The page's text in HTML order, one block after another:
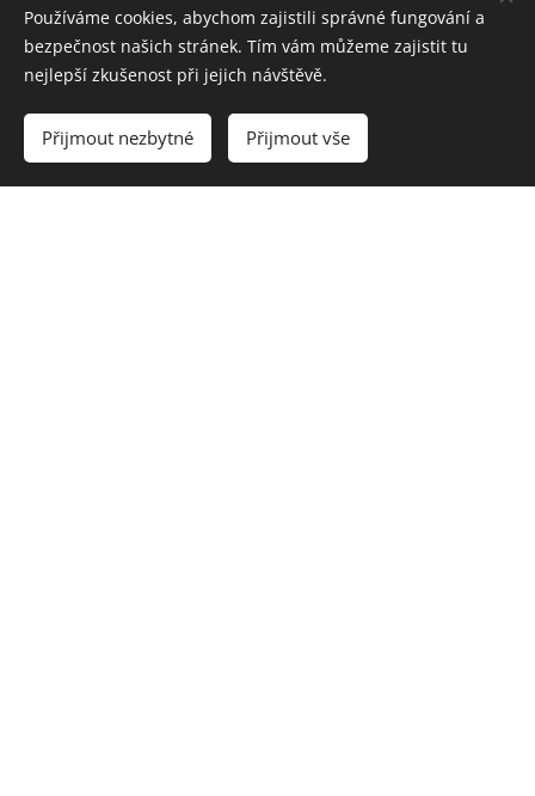
natáčení,
výstavy.
Teambuildingov
Dětské dny a
společenské
akce.
školám, spolkům
a dalším
zájemcům z
organizací či
pořadatelských
agentur.
záchranářského
minima.
Používáme cookies, abychom zajistili správné fungování a
bezpečnost našich stránek. Tím vám můžeme zajistit tu
nejlepší zkušenost při jejich návštěvě.
Přijmout nezbytné Přijmout vše